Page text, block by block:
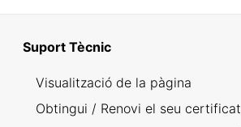
Suport Tècnic
Visualització de la pàgina
Obtingui / Renovi el seu